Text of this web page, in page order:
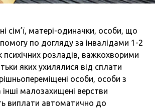
сім’ї, матері-одиначки, особи, що
по догляду за інвалідами 1-2
психічних розладів, важкохворими
яких ухилялися від сплати
особи, особи з
інші малозахищені верстви
виплати автоматично до